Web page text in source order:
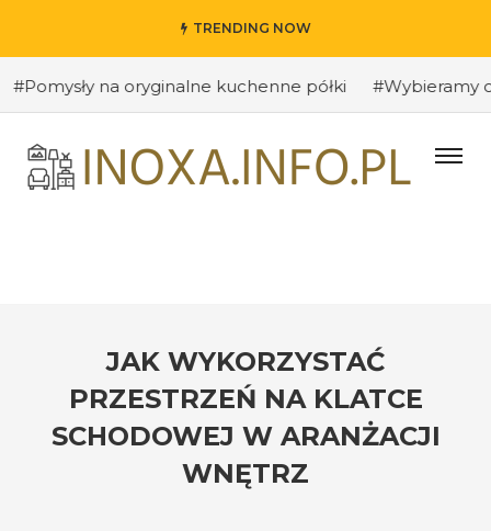
TRENDING NOW
na oryginalne kuchenne półki #Wybieramy
JAK WYKORZYSTAĆ
PRZESTRZEŃ NA KLATCE
SCHODOWEJ W ARANŻACJI
WNĘTRZ